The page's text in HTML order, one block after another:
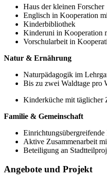
Haus der kleinen Forscher
Englisch in Kooperation
Kinderbibliothek
Kinderuni in Kooperation
Vorschularbeit in
Natur & Ernährung
Naturpädagogik im
Bis zu zwei Waldtage pro
Kinderküche mit täglicher
Familie & Gemeinschaft
Einrichtungsübergreifende
Aktive Zusammenarbeit
Beteiligung an
Angebote und Projekt